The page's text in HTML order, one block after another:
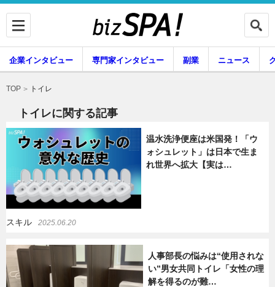
企業インタビュー 専門家インタビュー
副業
グルメ
企業インタビュー 専門家インタビュー 副業 ニュース
暮らし
TOP トイレ
トイレに関する記事
温水洗浄便座は米国発！「ウ
ォシュレット」は日本で生ま
れ世界へ拡大【実は…
スキル 2025.06.20
人事部長の悩みは“使用されな
い”男女共同トイレ「女性の理
解を得るのが難…